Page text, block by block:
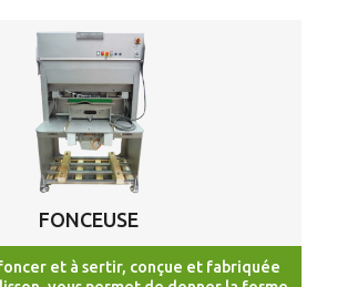
FONCEUSE
et à sertir, conçue et fabriquée